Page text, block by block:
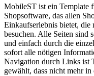
MobileST ist ein Template
Shopsoftware, das allen
Einkaufserlebnis bietet, die
besuchen. Alle Seiten sind
und einfach durch die
sofort alle nötigen
Navigation durch Links ist
gewählt, dass nicht mehr